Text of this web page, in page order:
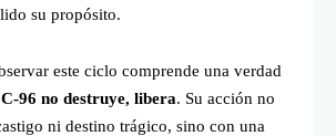
su propósito.
este ciclo comprende una verdad
96 no destruye, libera. Su acción no
ni destino trágico, sino con una